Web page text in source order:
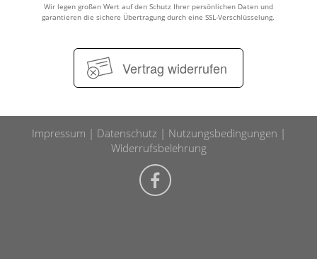
Wir legen großen Wert auf den Schutz Ihrer persönlichen Daten und
garantieren die sichere Übertragung durch eine SSL-Verschlüsselung.
Vertrag widerrufen
Impressum Datenschutz
Nutzungsbedingungen
Widerrufsbelehrung